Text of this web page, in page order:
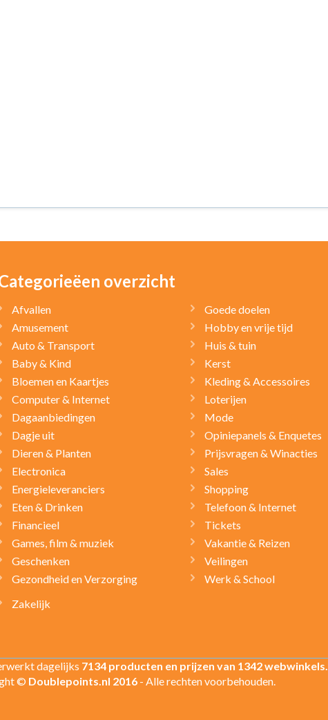
overzicht
Afvallen
Amusement
Auto & Transport
Baby & Kind
Bloemen en Kaartjes
Computer & Internet
Dagaanbiedingen
Dagje uit
Dieren & Planten
Electronica
Energieleveranciers
Eten & Drinken
Financieel
Games, film & muziek
Geschenken
Gezondheid en Verzorging
Goede doelen
Hobby en vrije tijd
Huis & tuin
Kerst
Kleding & Accessoires
Loterijen
Mode
Opiniepanels & Enquetes
Prijsvragen & Winacties
Sales
Shopping
Telefoon & Internet
Tickets
Vakantie & Reizen
Veilingen
Werk & School
Zakelijk
dagelijks 7134 producten en prijzen van 1342 webwinkels.
© Doublepoints.nl 2016 - Alle rechten voorbehouden.